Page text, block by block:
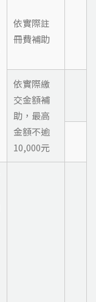
依實際註
冊費補助
依實際繳
交金額補
助，最高
金額不逾
10,000元